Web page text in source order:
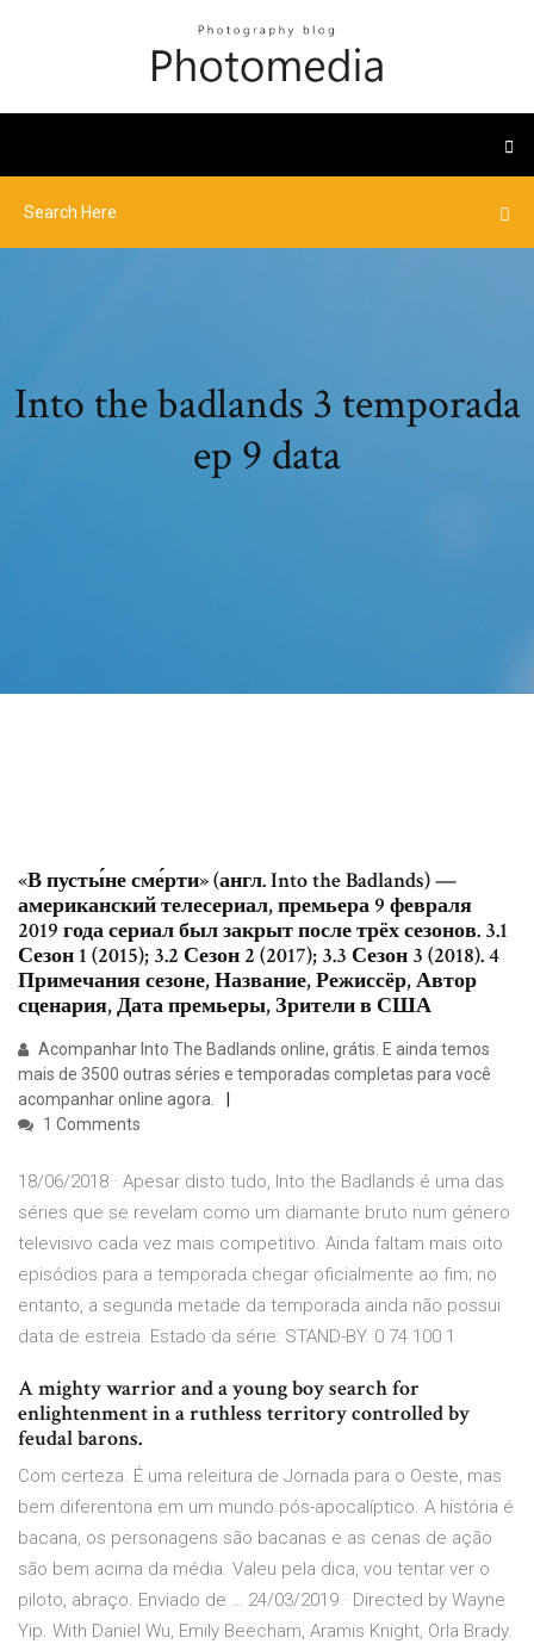
Into the badlands 3 temporada
ep 9 data
«В пусты́не сме́рти» (англ. Into the Badlands) —
американский телесериал, премьера 9 февраля
2019 года сериал был закрыт после трёх сезонов. 3.1
Сезон 1 (2015); 3.2 Сезон 2 (2017); 3.3 Сезон 3 (2018). 4
Примечания сезоне, Название, Режиссёр, Автор
сценария, Дата премьеры, Зрители в США
Acompanhar Into The Badlands online, grátis. E ainda temos
mais de 3500 outras séries e temporadas completas para você
acompanhar online agora.
1 Comments
18/06/2018 · Apesar disto tudo, Into the Badlands é uma das
séries que se revelam como um diamante bruto num género
televisivo cada vez mais competitivo. Ainda faltam mais oito
episódios para a temporada chegar oficialmente ao fim; no
entanto, a segunda metade da temporada ainda não possui
data de estreia. Estado da série: STAND-BY. 0 74 100 1
A mighty warrior and a young boy search for
enlightenment in a ruthless territory controlled by
feudal barons.
Com certeza. É uma releitura de Jornada para o Oeste, mas
bem diferentona em um mundo pós-apocalíptico. A história é
bacana, os personagens são bacanas e as cenas de ação
são bem acima da média. Valeu pela dica, vou tentar ver o
piloto, abraço. Enviado de … 24/03/2019 · Directed by Wayne
Yip. With Daniel Wu, Emily Beecham, Aramis Knight, Orla Brady.